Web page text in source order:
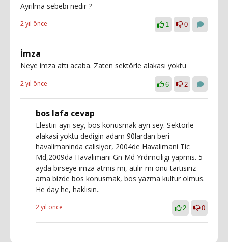
Ayrilma sebebi nedir ?
2 yıl önce 1 0
İmza
Neye imza attı acaba. Zaten sektörle alakası yoktu
2 yıl önce 6 2
bos lafa cevap
Elestiri ayri sey, bos konusmak ayri sey. Sektorle
alakasi yoktu dedigin adam 90lardan beri
havalimaninda calisiyor, 2004de Havalimani Tic
Md,2009da Havalimani Gn Md Yrdimciligi yapmis. 5
ayda birseye imza atmis mi, atilir mi onu tartisiriz
ama bizde bos konusmak, bos yazma kultur olmus.
He day he, haklisin..
2 yıl önce 2 0